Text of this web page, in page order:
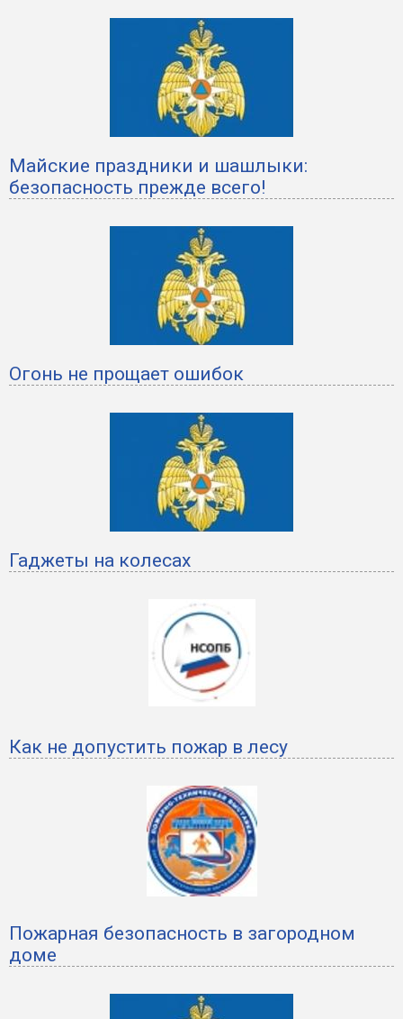
Майские праздники и шашлыки:
безопасность прежде всего!
Огонь не прощает ошибок
️Гаджеты на колесах
Как не допустить пожар в лесу
Пожарная безопасность в загородном
доме